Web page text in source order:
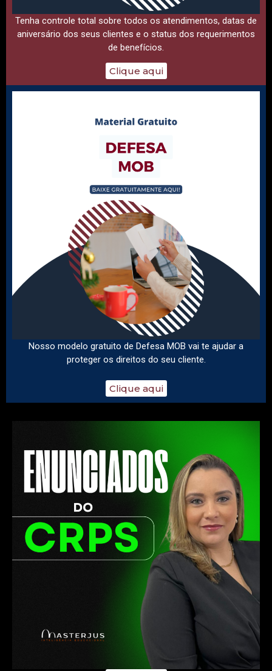
Tenha controle total sobre todos os atendimentos, datas de
aniversário dos seus clientes e o status dos requerimentos
de benefícios.
Clique aqui
Nosso modelo gratuito de Defesa MOB vai te ajudar a
proteger os direitos do seu cliente.
Clique aqui